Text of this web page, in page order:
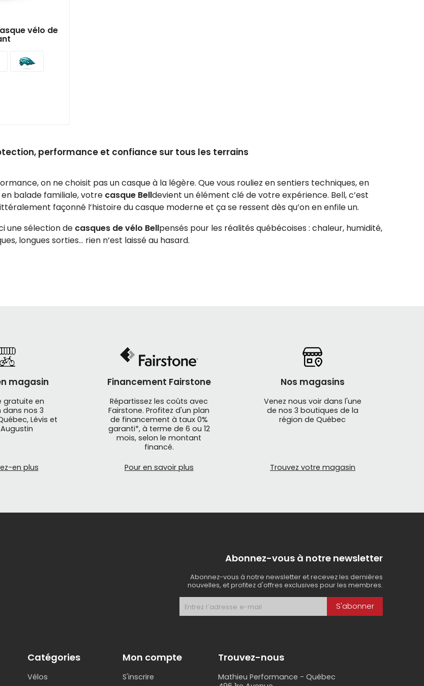
vélo de
performance et confiance sur tous les terrains
on ne choisit pas un casque à la légère. Que vous rouliez en sentiers techniques, en
balade familiale, votre casque Belldevient un élément clé de votre expérience. Bell, c’est
façonné l’histoire du casque moderne et ça se ressent dès qu’on en enfile un.
une sélection de casques de vélo Bellpensés pour les réalités québécoises : chaleur, humidité,
longues sorties… rien n’est laissé au hasard.
dans le monde du vélo
et de technologies concrètes comme le MIPS (protection contre les impacts
casque de vélo de montagne Bell, vous allez rapidement voir la différence : ajustement
: pour qui et pour quel usage ?
(trail, enduro, all-mountain)
où Bell excelle. Si vous roulez en sentier au Québec, avec racines, roches et descentes rapides,
quotidiens ou les sorties tranquilles, Bell offre aussi des casques confortables, bien ventilés
sécurité.
magasin
gratuite en
nos 3
Lévis et
en plus
Financement Fairstone
Répartissez les coûts avec
Fairstone. Profitez d'un plan
de financement à taux 0%
garanti*, à terme de 6 ou 12
mois, selon le montant
financé.
Pour en savoir plus
Nos magasins
Venez nous voir dans l'une
de nos 3 boutiques de la
région de Québec
Trouvez votre magasin
Abonnez-vous à notre newsletter
Abonnez-vous à notre newsletter et recevez les dernières
nouvelles, et profitez d'offres exclusives pour les membres.
S'abonner
Catégories
Vélos
Mon compte
S'inscrire
Trouvez-nous
Mathieu Performance - Québec